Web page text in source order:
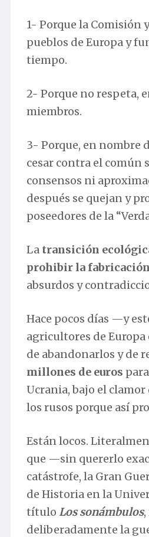
1- Porque la Comisión
pueblos de Europa y
tiempo.
2- Porque no respeta,
miembros.
3- Porque, en nombre
cesar contra el común
consensos ni
después se quejan y
poseedores de la
La transición
prohibir la
absurdos y
Hace pocos días —y
agricultores de Europa
de abandonarlos y de
millones de euros
Ucrania, bajo el
los rusos porque así
Están locos.
que —sin quererlo
catástrofe, la Gran
de Historia en la
título Los sonámbulos
deliberadamente la